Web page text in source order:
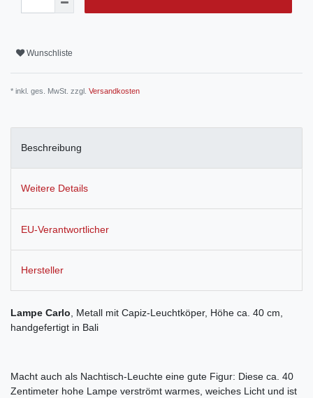
Wunschliste
* inkl. ges. MwSt. zzgl. Versandkosten
Beschreibung
Weitere Details
EU-Verantwortlicher
Hersteller
Lampe Carlo , Metall mit Capiz-Leuchtköper, Höhe ca. 40 cm,
handgefertigt in Bali
Macht auch als Nachtisch-Leuchte eine gute Figur: Diese ca. 40
Zentimeter hohe Lampe verströmt warmes, weiches Licht und ist